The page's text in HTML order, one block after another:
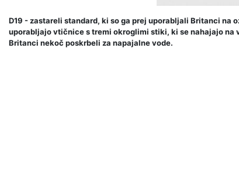
D19 - zastareli standard, ki so ga prej uporabljali Britanci
uporabljajo vtičnice s tremi okroglimi stiki, ki se nahajajo
Britanci nekoč poskrbeli za napajalne vode.